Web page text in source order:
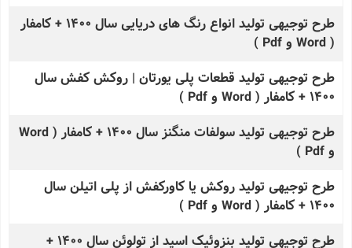
طرح توجیهی تولید انواع رنگ های دریایی سال 1400 + کامفار
( Word و Pdf )
طرح توجیهی تولید قطعات پلی یورتان | روکش کفش سال
1400 + کامفار ( Word و Pdf )
طرح توجیهی تولید سولفات منگنز سال 1400 + کامفار ( Word
و Pdf )
طرح توجیهی تولید روکش یا کاورکفش از پلی اتیلن سال
1400 + کامفار ( Word و Pdf )
طرح توجیهی تولید بنزوئیک اسید از تولوئن سال 1400 +